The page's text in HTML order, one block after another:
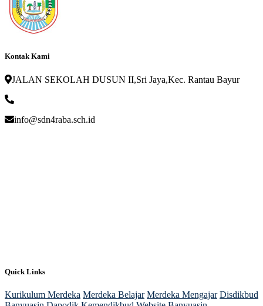
Kontak Kami
JALAN SEKOLAH DUSUN II,Sri Jaya,Kec. Rantau Bayur
info@sdn4raba.sch.id
Quick Links
Kurikulum Merdeka Merdeka Belajar Merdeka Mengajar Disdikbud